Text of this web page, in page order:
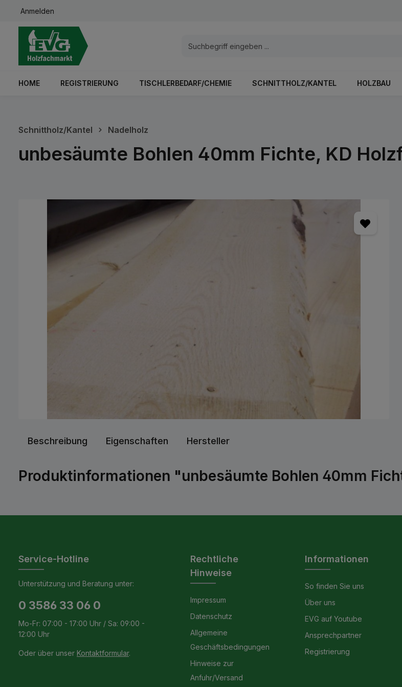
Zur Hauptnavigation springen
Anmelden
HOME REGISTRIERUNG TISCHLERBEDARF/CHEMIE SCHNITTHOLZ/KANTEL HOLZBAU
Schnittholz/Kantel Nadelholz
unbesäumte Bohlen 40mm Fichte, KD
Beschreibung Eigenschaften Hersteller
Produktinformationen "unbesäumte Bohlen 40mm
Service-Hotline
Unterstützung und Beratung unter:
0 3586 33 06 0
Mo-Fr: 07:00 - 17:00 Uhr / Sa: 09:00 -
12:00 Uhr
Oder über unser Kontaktformular.
Rechtliche
Hinweise
Impressum
Datenschutz
Allgemeine
Geschäftsbedingungen
Hinweise zur
Anfuhr/Versand
Informationen
So finden Sie uns
Über uns
EVG auf Youtube
Ansprechpartner
Registrierung